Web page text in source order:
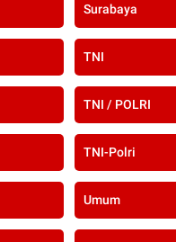
Surabaya
TNI
TNI / POLRI
TNI-Polri
Umum